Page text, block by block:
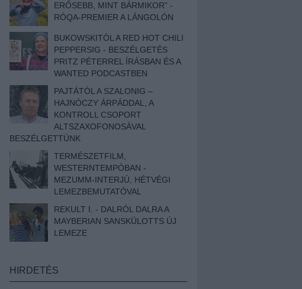
ERŐSEBB, MINT BÁRMIKOR” -
RÓQA-PREMIER A LÁNGOLÓN
BUKOWSKITÓL A RED HOT CHILI
PEPPERSIG - BESZÉLGETÉS
PRITZ PÉTERREL ÍRÁSBAN ÉS A
WANTED PODCASTBEN
PAJTÁTÓL A SZALONIG –
HAJNÓCZY ÁRPÁDDAL, A
KONTROLL CSOPORT
ALTSZAXOFONOSÁVAL
BESZÉLGETTÜNK
TERMÉSZETFILM,
WESTERNTEMPÓBAN -
MEZUMM-INTERJÚ, HÉTVÉGI
LEMEZBEMUTATÓVAL
REKULT I. - DALRÓL DALRA A
MAYBERIAN SANSKÜLOTTS ÚJ
LEMEZE
HIRDETÉS